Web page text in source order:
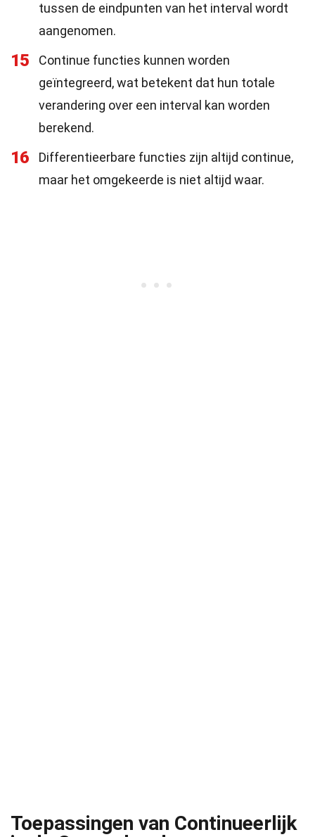
tussen de eindpunten van het interval wordt
aangenomen.
15
Continue functies kunnen worden
geïntegreerd, wat betekent dat hun totale
verandering over een interval kan worden
berekend.
16
Differentieerbare functies zijn altijd continue,
maar het omgekeerde is niet altijd waar.
Toepassingen van Continueerlijk